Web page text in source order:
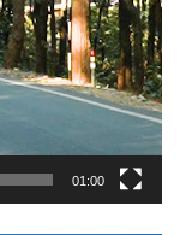
01:00